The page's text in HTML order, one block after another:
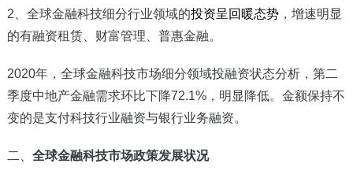
2 、全球金融科技细分行业领域的投资呈回暖态势，增速明显
的有融资租赁、财富管理、普惠金融。
2020年，全球金融科技市场细分领域投融资状态分析，第二
季度中地产金融需求环比下降72.1%，明显降低。金额保持不
变的是支付科技行业融资与银行业务融资。
二、 全球金融科技市场政策发展状况